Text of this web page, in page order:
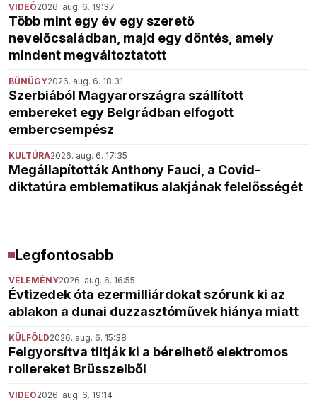
VIDEÓ2026. aug. 6. 19:37
Több mint egy év egy szerető
nevelőcsaládban, majd egy döntés, amely
mindent megváltoztatott
BŰNÜGY2026. aug. 6. 18:31
Szerbiából Magyarországra szállított
embereket egy Belgrádban elfogott
embercsempész
KULTÚRA2026. aug. 6. 17:35
Megállapították Anthony Fauci, a Covid-
diktatúra emblematikus alakjának felelősségét
Legfontosabb
VÉLEMÉNY2026. aug. 6. 16:55
Évtizedek óta ezermilliárdokat szórunk ki az
ablakon a dunai duzzasztóművek hiánya miatt
KÜLFÖLD2026. aug. 6. 15:38
Felgyorsítva tiltják ki a bérelhető elektromos
rollereket Brüsszelből
VIDEÓ2026. aug. 6. 19:14